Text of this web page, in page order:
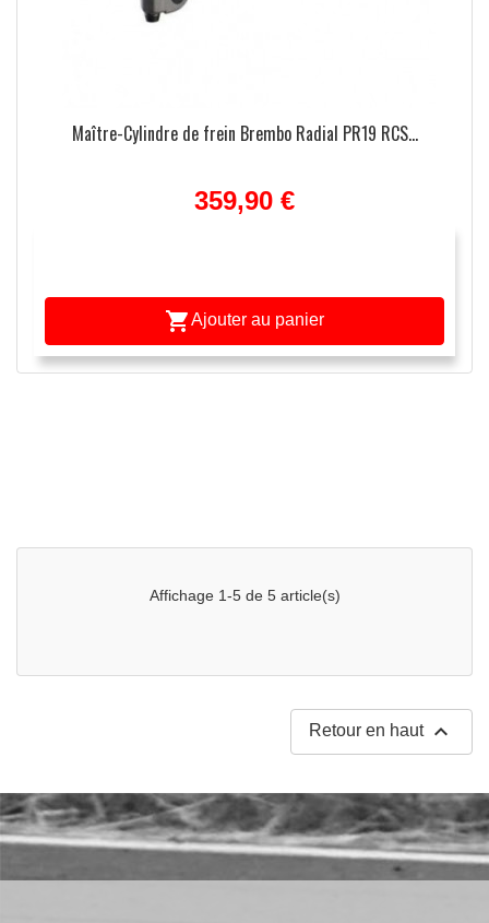
Maître-Cylindre de frein Brembo Radial PR19 RCS...
359,90 €
Ajouter au panier
Affichage 1-5 de 5 article(s)
Retour en haut 